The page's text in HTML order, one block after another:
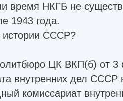
время НКГБ не
1943 года.
истории СССР?
ЦК ВКП(б) от 3
внутренних дел СССР
комиссариат